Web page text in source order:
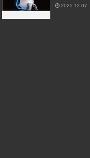
2025-12-07